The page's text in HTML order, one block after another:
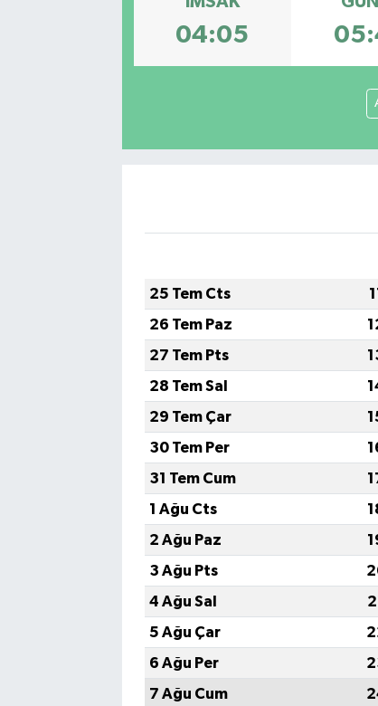
04:05
25 Tem Cts
26 Tem Paz
27 Tem Pts
28 Tem Sal
29 Tem Çar
30 Tem Per
31 Tem Cum
1 Ağu Cts
2 Ağu Paz
3 Ağu Pts
4 Ağu Sal
5 Ağu Çar
6 Ağu Per
7 Ağu Cum